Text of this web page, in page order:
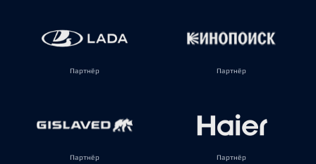
Партнёр Партнёр
Партнёр Партнёр